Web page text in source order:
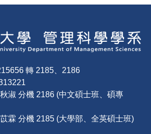
轉 2185、2186
淑 分機 2186 (中文碩士班、碩專
霖 分機 2185 (大學部、全英碩士班)